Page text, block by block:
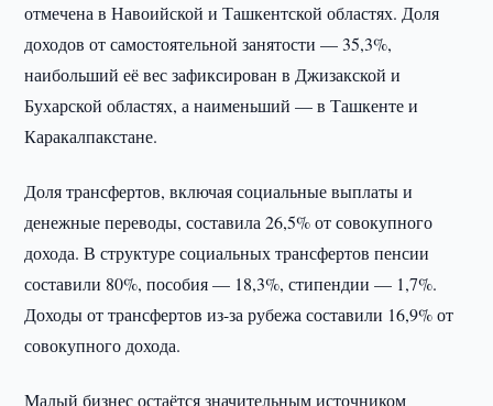
отмечена в Навоийской и Ташкентской областях. Доля
доходов от самостоятельной занятости — 35,3%,
наибольший её вес зафиксирован в Джизакской и
Бухарской областях, а наименьший — в Ташкенте и
Каракалпакстане.
Доля трансфертов, включая социальные выплаты и
денежные переводы, составила 26,5% от совокупного
дохода. В структуре социальных трансфертов пенсии
составили 80%, пособия — 18,3%, стипендии — 1,7%.
Доходы от трансфертов из-за рубежа составили 16,9% от
совокупного дохода.
Малый бизнес остаётся значительным источником